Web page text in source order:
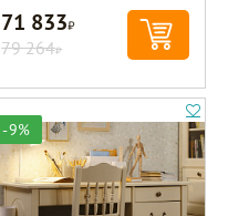
71 833Р
79 264Р
-9%